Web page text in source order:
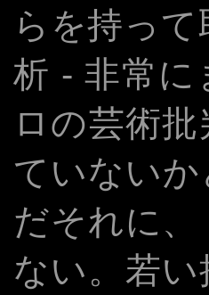
らを持っ
析 - 非常に
ロの芸術
ていない
だそれに
ない。若